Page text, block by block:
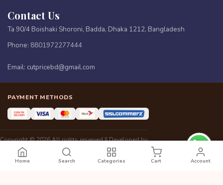
Contact Us
Ta 90/4 Boishaki Shoroni, Badda, Dhaka 1212, Bangladesh
Phone: 8801972277444
Email: cutpricebd@gmail.com
PAYMENT METHODS
Copyright © 2026 All rights reserved || Developed by
www.eomsbd.com
Home Search Categories Cart Account